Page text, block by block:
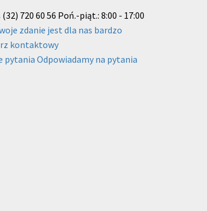
(32) 720 60 56 Poń.-piąt.: 8:00 - 17:00
zdanie jest dla nas bardzo
kontaktowy
pytania Odpowiadamy na pytania